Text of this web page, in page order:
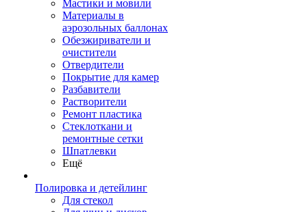
Мастики и мовили
Материалы в
аэрозольных баллонах
Обезжириватели и
очистители
Отвердители
Покрытие для камер
Разбавители
Растворители
Ремонт пластика
Стеклоткани и
ремонтные сетки
Шпатлевки
Ещё
Полировка и детейлинг
Для стекол